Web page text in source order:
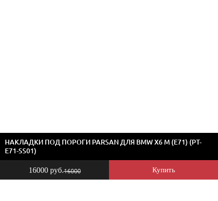
16000 руб.16000 Купить
НАКЛАДКИ ПОД ПОРОГИ PARSAN ДЛЯ BMW X6 M (E71) (PT-
E71-SS01)